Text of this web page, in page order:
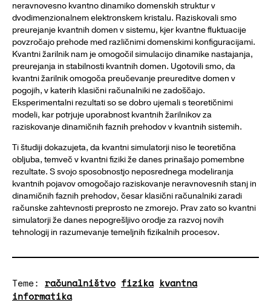
neravnovesno kvantno dinamiko domenskih struktur v
dvodimenzionalnem elektronskem kristalu. Raziskovali smo
preurejanje kvantnih domen v sistemu, kjer kvantne fluktuacije
povzročajo prehode med različnimi domenskimi konfiguracijami.
Kvantni žarilnik nam je omogočil simulacijo dinamike nastajanja,
preurejanja in stabilnosti kvantnih domen. Ugotovili smo, da
kvantni žarilnik omogoča preučevanje preureditve domen v
pogojih, v katerih klasični računalniki ne zadoščajo.
Eksperimentalni rezultati so se dobro ujemali s teoretičnimi
modeli, kar potrjuje uporabnost kvantnih žarilnikov za
raziskovanje dinamičnih faznih prehodov v kvantnih sistemih.
Ti študiji dokazujeta, da kvantni simulatorji niso le teoretična
obljuba, temveč v kvantni fiziki že danes prinašajo pomembne
rezultate. S svojo sposobnostjo neposrednega modeliranja
kvantnih pojavov omogočajo raziskovanje neravnovesnih stanj in
dinamičnih faznih prehodov, česar klasični računalniki zaradi
računske zahtevnosti preprosto ne zmorejo. Prav zato so kvantni
simulatorji že danes nepogrešljivo orodje za razvoj novih
tehnologij in razumevanje temeljnih fizikalnih procesov.
Teme: računalništvo fizika kvantna
informatika